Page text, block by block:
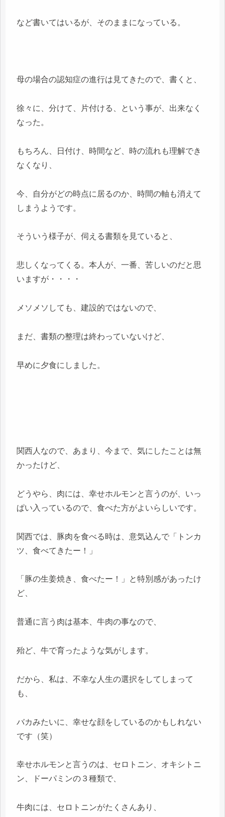
など書いてはいるが、そのままになっている。
母の場合の認知症の進行は見てきたので、書くと、
徐々に、分けて、片付ける、という事が、出来なく
なった。
もちろん、日付け、時間など、時の流れも理解でき
なくなり、
今、自分がどの時点に居るのか、時間の軸も消えて
しまうようです。
そういう様子が、伺える書類を見ていると、
悲しくなってくる。本人が、一番、苦しいのだと思
いますが・・・・
メソメソしても、建設的ではないので、
まだ、書類の整理は終わっていないけど、
早めに夕食にしました。
関西人なので、あまり、今まで、気にしたことは無
かったけど、
どうやら、肉には、幸せホルモンと言うのが、いっ
ぱい入っているので、食べた方がよいらしいです。
関西では、豚肉を食べる時は、意気込んで「トンカ
ツ、食べてきたー！」
「豚の生姜焼き、食べたー！」と特別感があったけ
ど、
普通に言う肉は基本、牛肉の事なので、
殆ど、牛で育ったような気がします。
だから、私は、不幸な人生の選択をしてしまって
も、
バカみたいに、幸せな顔をしているのかもしれない
です（笑）
幸せホルモンと言うのは、セロトニン、オキシトニ
ン、ドーパミンの３種類で、
牛肉には、セロトニンがたくさんあり、